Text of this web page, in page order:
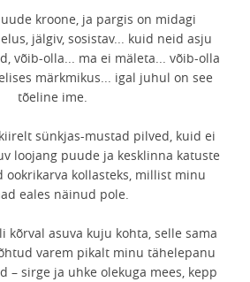
kroone, ja pargis on midagi
jälgiv, sosistav... kuid neid asju
võib-olla... ma ei mäleta... võib-olla
märkmikus... igal juhul on see
tõeline ime.
sünkjas-mustad pilved, kuid ei
loojang puude ja kesklinna katuste
ookrikarva kollasteks, millist minu
eales näinud pole.
kõrval asuva kuju kohta, selle sama
varem pikalt minu tähelepanu
– sirge ja uhke olekuga mees, kepp